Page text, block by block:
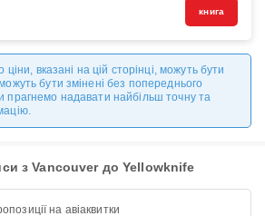
книга
ціни, вказані на цій сторінці, можуть бути
бути змінені без попереднього
прагнемо надавати найбільш точну та
з Vancouver до Yellowknife
на авіаквитки